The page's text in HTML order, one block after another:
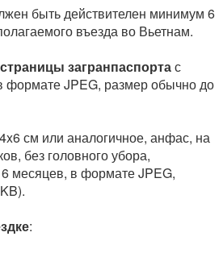
быть действителен минимум 6
въезда во Вьетнам.
загранпаспортас
формате JPEG, размер обычно до
см или аналогичное, анфас, на
без головного убора,
месяцев, в формате JPEG,
: